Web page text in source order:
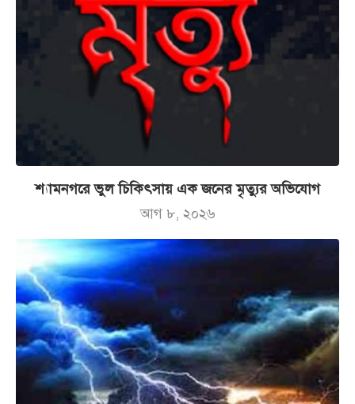
শ্যামনগরে ভুল চিকিৎসায় এক জনের মৃত্যুর অভিযোগ
আগ ৮, ২০২৬